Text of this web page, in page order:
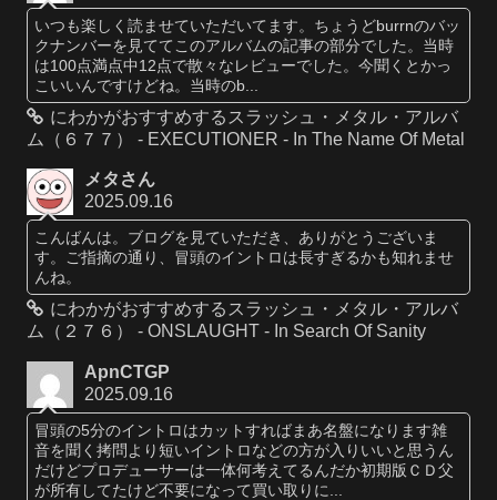
いつも楽しく読ませていただいてます。ちょうどburrnのバッ
クナンバーを見ててこのアルバムの記事の部分でした。当時
は100点満点中12点で散々なレビューでした。今聞くとかっ
こいいんですけどね。当時のb...
にわかがおすすめするスラッシュ・メタル・アルバ
ム（６７７） - EXECUTIONER - In The Name Of Metal
メタさん
2025.09.16
こんばんは。ブログを見ていただき、ありがとうございま
す。ご指摘の通り、冒頭のイントロは長すぎるかも知れませ
んね。
にわかがおすすめするスラッシュ・メタル・アルバ
ム（２７６） - ONSLAUGHT - In Search Of Sanity
ApnCTGP
2025.09.16
冒頭の5分のイントロはカットすればまあ名盤になります雑
音を聞く拷問より短いイントロなどの方が入りいいと思うん
だけどプロデューサーは一体何考えてるんだか初期版ＣＤ父
が所有してたけど不要になって買い取りに...